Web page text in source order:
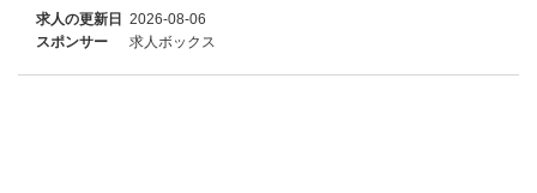
求人の更新日 2026-08-06
スポンサー
求人ボックス